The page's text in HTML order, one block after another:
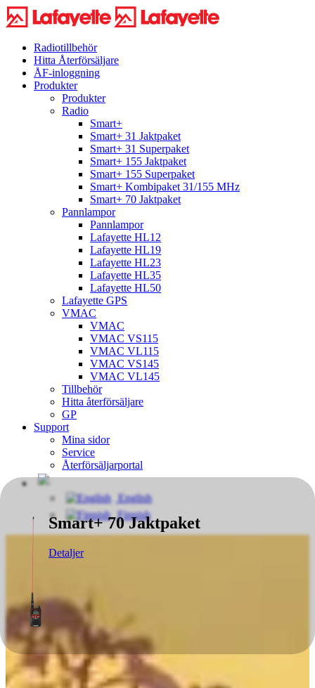
Radiotillbehör
Hitta Återförsäljare
ÅF-inloggning
Produkter
Produkter
Radio
Smart+
Smart+ 31 Jaktpaket
Smart+ 31 Superpaket
Smart+ 155 Jaktpaket
Smart+ 155 Superpaket
Smart+ Kombipaket 31/155 MHz
Smart+ 70 Jaktpaket
Pannlampor
Pannlampor
Lafayette HL12
Lafayette HL19
Lafayette HL23
Lafayette HL35
Lafayette HL50
Lafayette GPS
VMAC
VMAC
VMAC VS115
VMAC VL115
VMAC VS145
VMAC VL145
Tillbehör
Hitta återförsäljare
GP
Support
Mina sidor
Service
Återförsäljarportal
English
Finnish
Smart+ 70 Jaktpaket
Detaljer